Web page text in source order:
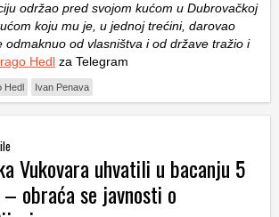
održao pred svojom kućom u Dubrovačkoj
koju mu je, u jednoj trećini, darovao
odmaknuo od vlasništva i od države tražio i
Hedl za Telegram
Hedl Ivan Penava
Vukovara uhvatili u bacanju 5
obraća se javnosti o